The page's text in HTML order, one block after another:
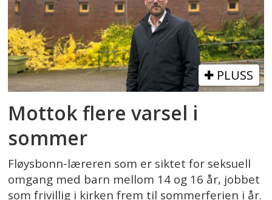
PLUSS
Mottok flere varsel i
sommer
Fløysbonn-læreren som er siktet for seksuell
omgang med barn mellom 14 og 16 år, jobbet
som frivillig i kirken frem til sommerferien i år.